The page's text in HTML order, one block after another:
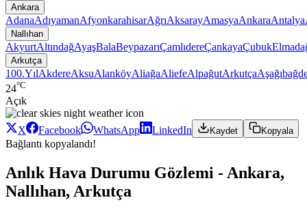
Ankara
AdanaAdıyamanAfyonkarahisarAğrıAksarayAmasyaAnkaraAntalya
Nallıhan
AkyurtAltındağAyaşBalaBeypazarıÇamlıdereÇankayaÇubuk
Arkutça
100.YılAkdereAksuAlanköyAliağaAliefeAlpağutArkutça
24°C
Açık
X Facebook WhatsApp LinkedIn Kaydet Kopyala
Bağlantı kopyalandı!
Anlık Hava Durumu Gözlemi - Ankara,
Nallıhan, Arkutça